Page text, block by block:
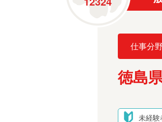
仕事分野
徳島
未経験